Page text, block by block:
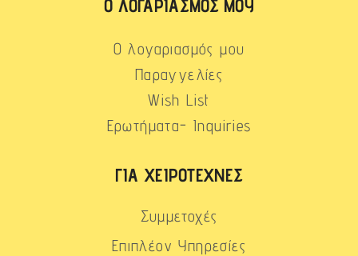
Ο ΛΟΓΑΡΙΑΣΜΌΣ ΜΟΥ
Ο λογαριασμός μου
Παραγγελίες
Wish List
Ερωτήματα- Inquiries
ΓΙΑ ΧΕΙΡΟΤΈΧΝΕΣ
Συμμετοχές
Επιπλέον Υπηρεσίες